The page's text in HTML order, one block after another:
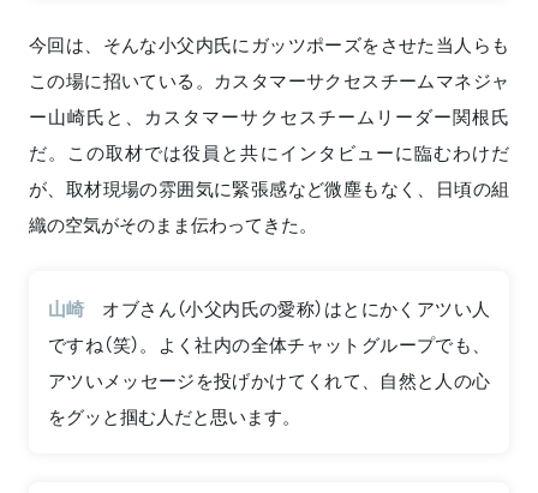
今回は、そんな小父内氏にガッツポーズをさせた当人らも
この場に招いている。カスタマーサクセスチームマネジャ
ー山崎氏と、カスタマーサクセスチームリーダー関根氏
だ。この取材では役員と共にインタビューに臨むわけだ
が、取材現場の雰囲気に緊張感など微塵もなく、日頃の組
織の空気がそのまま伝わってきた。
山崎
オブさん（小父内氏の愛称）はとにかくアツい人
ですね（笑）。よく社内の全体チャットグループでも、
アツいメッセージを投げかけてくれて、自然と人の心
をグッと掴む人だと思います。